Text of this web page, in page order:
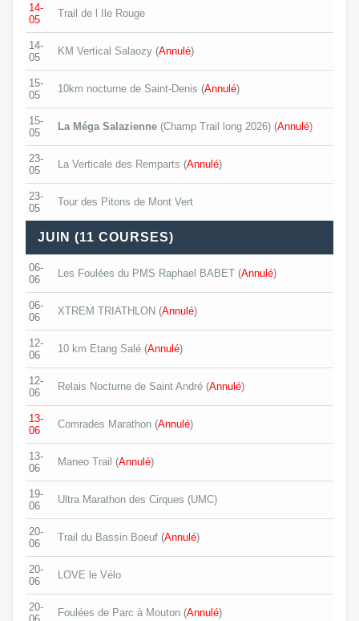
14-
05
Trail de l Ile Rouge
14-
05
KM Vertical Salaozy (Annulé)
15-
05
10km nocturne de Saint-Denis (Annulé)
15-
05
La Méga Salazienne (Champ Trail long 2026) (Annulé)
23-
05
La Verticale des Remparts (Annulé)
23-
05
Tour des Pitons de Mont Vert
JUIN (11 COURSES)
06-
06
Les Foulées du PMS Raphael BABET (Annulé)
06-
06
XTREM TRIATHLON (Annulé)
12-
06
10 km Etang Salé (Annulé)
12-
06
Relais Nocturne de Saint André (Annulé)
13-
06
Comrades Marathon (Annulé)
13-
06
Maneo Trail (Annulé)
19-
06
Ultra Marathon des Cirques (UMC)
20-
06
Trail du Bassin Boeuf (Annulé)
20-
06
LOVE le Vélo
20-
Foulées de Parc à Mouton (Annulé)